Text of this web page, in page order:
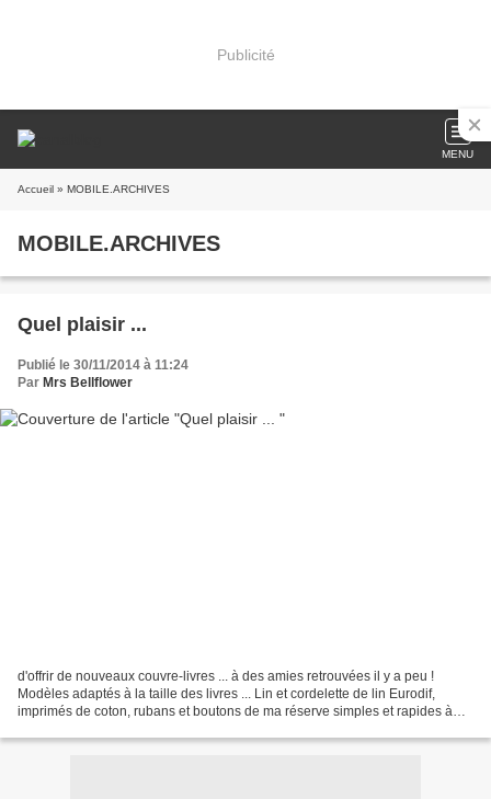
Publicité
MENU
Accueil » MOBILE.ARCHIVES
MOBILE.ARCHIVES
Quel plaisir ...
Publié le 30/11/2014 à 11:24
Par Mrs Bellflower
d'offrir de nouveaux couvre-livres ... à des amies retrouvées il y a peu !
Modèles adaptés à la taille des livres ... Lin et cordelette de lin Eurodif,
imprimés de coton, rubans et boutons de ma réserve simples et rapides à